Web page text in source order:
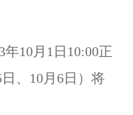
年10月1日10:00正
、10月6日）将